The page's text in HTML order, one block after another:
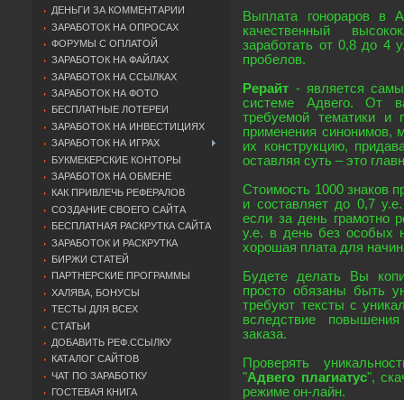
ДЕНЬГИ ЗА КОММЕНТАРИИ
ЗАРАБОТОК НА ОПРОСАХ
ФОРУМЫ С ОПЛАТОЙ
ЗАРАБОТОК НА ФАЙЛАХ
ЗАРАБОТОК НА ССЫЛКАХ
ЗАРАБОТОК НА ФОТО
БЕСПЛАТНЫЕ ЛОТЕРЕИ
ЗАРАБОТОК НА ИНВЕСТИЦИЯХ
ЗАРАБОТОК НА ИГРАХ
БУКМЕКЕРСКИЕ КОНТОРЫ
ЗАРАБОТОК НА ОБМЕНЕ
КАК ПРИВЛЕЧЬ РЕФЕРАЛОВ
СОЗДАНИЕ СВОЕГО САЙТА
БЕСПЛАТНАЯ РАСКРУТКА САЙТА
ЗАРАБОТОК И РАСКРУТКА
БИРЖИ СТАТЕЙ
ПАРТНЕРСКИЕ ПРОГРАММЫ
ХАЛЯВА, БОНУСЫ
ТЕСТЫ ДЛЯ ВСЕХ
СТАТЬИ
ДОБАВИТЬ РЕФ.ССЫЛКУ
КАТАЛОГ САЙТОВ
ЧАТ ПО ЗАРАБОТКУ
ГОСТЕВАЯ КНИГА
Выплата гонораров в
качественный
заработать от 0,8 до 4
пробелов.
Рерайт - является
системе Адвего. От
требуемой тематики и
применения синонимов,
их конструкцию,
оставляя суть – это
Стоимость 1000 знаков
и составляет до 0,7
если за день грамотно
у.е. в день без особых
хорошая плата для
Будете делать Вы
просто обязаны быть
требуют тексты с
вследствие
заказа.
Проверять
"Адвего плагиатус",
режиме он-лайн.